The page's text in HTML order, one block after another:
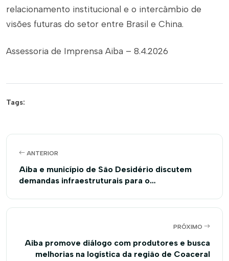
relacionamento institucional e o intercâmbio de
visões futuras do setor entre Brasil e China.
Assessoria de Imprensa Aiba – 8.4.2026
Tags:
ANTERIOR
Aiba e município de São Desidério discutem
demandas infraestruturais para o
PRÓXIMO
Aiba promove diálogo com produtores e busca
melhorias na logística da região de Coaceral